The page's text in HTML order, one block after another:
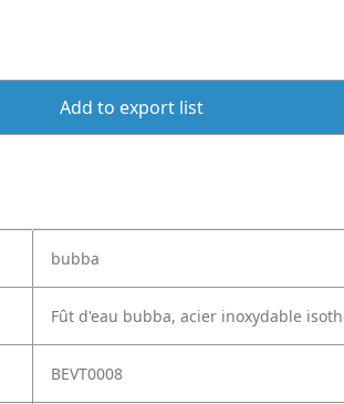
Add to export list
bubba
Fût d'eau bubba, acier inoxydable
BEVT0008